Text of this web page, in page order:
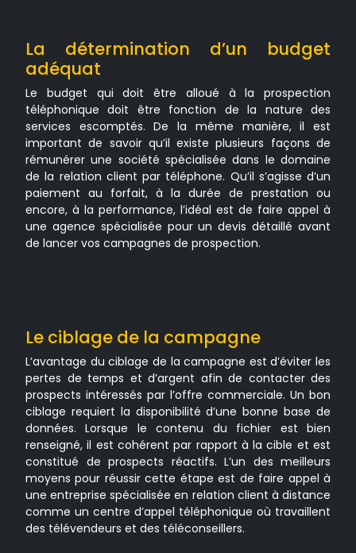
La détermination d’un budget
adéquat
Le budget qui doit être alloué à la prospection
téléphonique doit être fonction de la nature des
services escomptés. De la même manière, il est
important de savoir qu’il existe plusieurs façons de
rémunérer une société spécialisée dans le domaine
de la relation client par téléphone. Qu’il s’agisse d’un
paiement au forfait, à la durée de prestation ou
encore, à la performance, l’idéal est de faire appel à
une agence spécialisée pour un devis détaillé avant
de lancer vos campagnes de prospection.
Le ciblage de la campagne
L’avantage du ciblage de la campagne est d’éviter les
pertes de temps et d’argent afin de contacter des
prospects intéressés par l’offre commerciale. Un bon
ciblage requiert la disponibilité d’une bonne base de
données. Lorsque le contenu du fichier est bien
renseigné, il est cohérent par rapport à la cible et est
constitué de prospects réactifs. L’un des meilleurs
moyens pour réussir cette étape est de faire appel à
une entreprise spécialisée en relation client à distance
comme un centre d’appel téléphonique où travaillent
des télévendeurs et des téléconseillers.